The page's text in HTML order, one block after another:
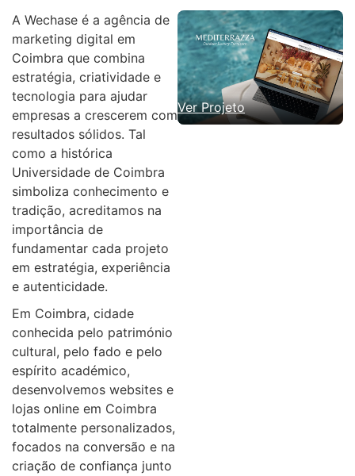
A Wechase é a agência de
marketing digital em
Coimbra que combina
estratégia, criatividade e
tecnologia para ajudar
empresas a crescerem com
resultados sólidos. Tal
como a histórica
Universidade de Coimbra
simboliza conhecimento e
tradição, acreditamos na
importância de
fundamentar cada projeto
em estratégia, experiência
e autenticidade.
Em Coimbra, cidade
conhecida pelo património
cultural, pelo fado e pelo
espírito académico,
desenvolvemos websites e
lojas online em Coimbra
totalmente personalizados,
focados na conversão e na
criação de confiança junto
Ver Projeto